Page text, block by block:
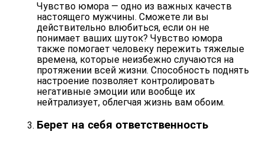
Чувство юмора — одно из важных качеств
настоящего мужчины. Сможете ли вы
действительно влюбиться, если он не
понимает ваших шуток? Чувство юмора
также помогает человеку пережить тяжелые
времена, которые неизбежно случаются на
протяжении всей жизни. Способность поднять
настроение позволяет контролировать
негативные эмоции или вообще их
нейтрализует, облегчая жизнь вам обоим.
Берет на себя ответственность